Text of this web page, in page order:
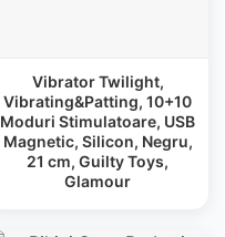
Vibrator Twilight,
Vibrating&Patting, 10+10
Moduri Stimulatoare, USB
Magnetic, Silicon, Negru,
21 cm, Guilty Toys,
Glamour